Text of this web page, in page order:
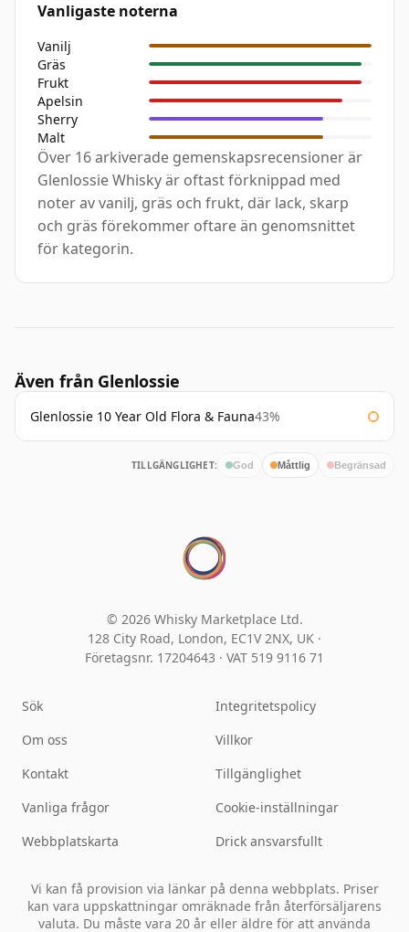
Vanligaste noterna
Vanilj
Gräs
Frukt
Apelsin
Sherry
Malt
Över 16 arkiverade gemenskapsrecensioner är
Glenlossie Whisky är oftast förknippad med
noter av vanilj, gräs och frukt, där lack, skarp
och gräs förekommer oftare än genomsnittet
för kategorin.
Även från Glenlossie
Glenlossie 10 Year Old Flora & Fauna43%
TILLGÄNGLIGHET: God Måttlig Begränsad
© 2026 Whisky Marketplace Ltd.
128 City Road, London, EC1V 2NX, UK ·
Företagsnr. 17204643 · VAT 519 9116 71
Sök
Om oss
Kontakt
Vanliga frågor
Webbplatskarta
Integritetspolicy
Villkor
Tillgänglighet
Cookie-inställningar
Drick ansvarsfullt
Vi kan få provision via länkar på denna webbplats. Priser
kan vara uppskattningar omräknade från återförsäljarens
valuta. Du måste vara 20 år eller äldre för att använda